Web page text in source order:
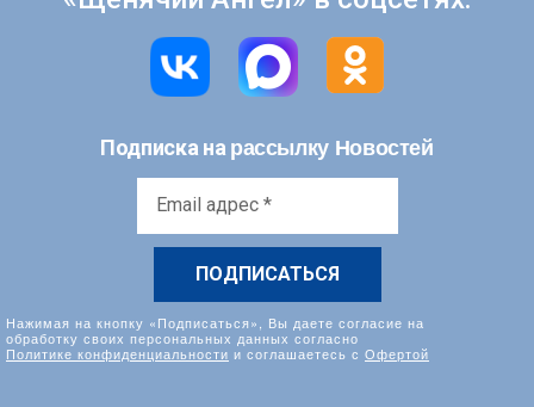
Подписка на рассылку Новостей
Нажимая на кнопку «Подписаться», Вы даете согласие на
обработку своих персональных данных согласно
Политике конфиденциальности и соглашаетесь с Офертой